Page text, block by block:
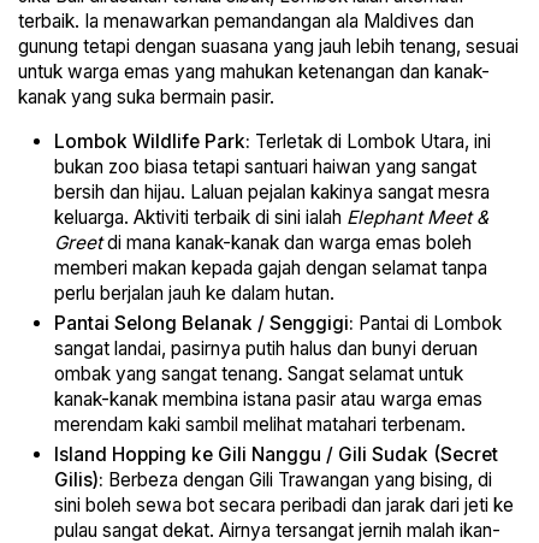
terbaik. Ia menawarkan pemandangan ala Maldives dan
gunung tetapi dengan suasana yang jauh lebih tenang, sesuai
untuk warga emas yang mahukan ketenangan dan kanak-
kanak yang suka bermain pasir.
Lombok Wildlife Park: Terletak di Lombok Utara, ini
bukan zoo biasa tetapi santuari haiwan yang sangat
bersih dan hijau. Laluan pejalan kakinya sangat mesra
keluarga. Aktiviti terbaik di sini ialah Elephant Meet &
Greetdi mana kanak-kanak dan warga emas boleh
memberi makan kepada gajah dengan selamat tanpa
perlu berjalan jauh ke dalam hutan.
Pantai Selong Belanak / Senggigi: Pantai di Lombok
sangat landai, pasirnya putih halus dan bunyi deruan
ombak yang sangat tenang. Sangat selamat untuk
kanak-kanak membina istana pasir atau warga emas
merendam kaki sambil melihat matahari terbenam.
Island Hopping ke Gili Nanggu / Gili Sudak (Secret
Gilis): Berbeza dengan Gili Trawangan yang bising, di
sini boleh sewa bot secara peribadi dan jarak dari jeti ke
pulau sangat dekat. Airnya tersangat jernih malah ikan-